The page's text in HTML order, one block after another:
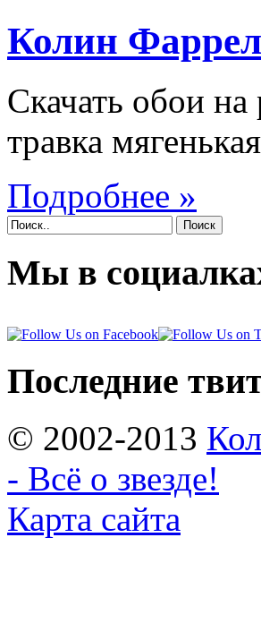
Колин
Скачать обои
травка
Подробнее »
Поиск
Мы в
Последние
© 2002-2013
- Всё о звезде!
Карта сайта